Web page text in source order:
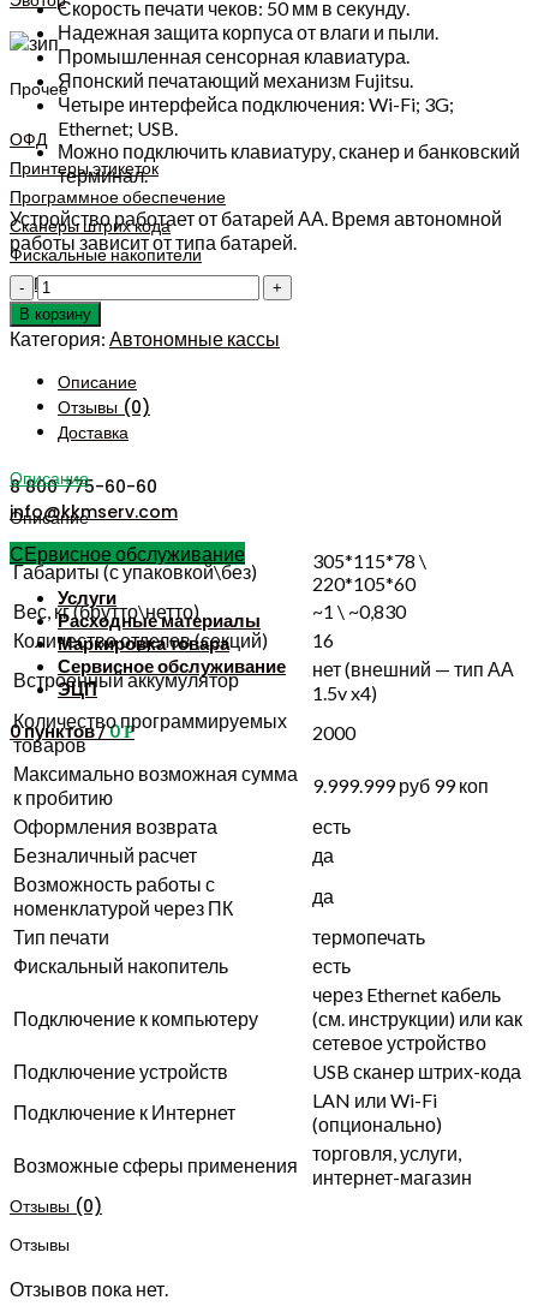
Прочее
ОФД
Принтеры этикеток
Программное обеспечение
Сканеры штрих кода
Фискальные накопители
ЭЦП
8 800 775-60-60
info@kkmserv.com
СЕрвисное обслуживание
Услуги
Расходные материалы
Маркировка товара
Сервисное обслуживание
ЭЦП
0пунктов/0Р
Скорость печати чеков: 50 мм в секунду.
Надежная защита корпуса от влаги и пыли.
Промышленная сенсорная клавиатура.
Японский печатающий механизм Fujitsu.
Четыре интерфейса подключения: Wi-Fi; 3G;
Ethernet; USB.
Можно подключить клавиатуру, сканер и банковский
терминал.
Устройство работает от батарей АА. Время автономной
работы зависит от типа батарей.
Количество
товара
Пионер
114Ф
В корзину
Категория: Автономные кассы
Описание
Отзывы (0)
Доставка
Описание
Описание
Габариты (с упаковкой\без)
305*115*78 \
220*105*60
Вес, кг (брутто\нетто)
~1 \ ~0,830
Количество отделов (секций)
16
Встроенный аккумулятор
нет (внешний — тип АА
1.5v x4)
Количество программируемых
товаров
2000
Максимально возможная сумма
к пробитию
9.999.999 руб 99 коп
Оформления возврата
есть
Безналичный расчет
да
Возможность работы с
номенклатурой через ПК
да
Тип печати
термопечать
Фискальный накопитель
есть
Подключение к компьютеру
через Ethernet кабель
(см. инструкции) или как
сетевое устройство
Подключение устройств
USB сканер штрих-кода
Подключение к Интернет
LAN или Wi-Fi
(опционально)
Возможные сферы применения
торговля, услуги,
интернет-магазин
Отзывы (0)
Отзывы
Отзывов пока нет.